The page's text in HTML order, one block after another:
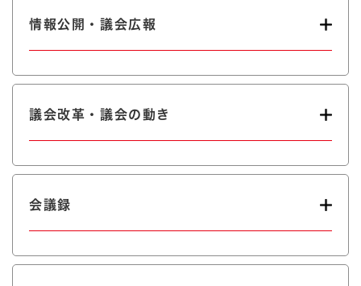
情報公開・議会広報
議会改革・議会の動き
会議録